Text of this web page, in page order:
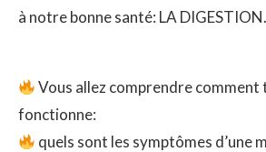
à notre bonne santé: LA DIGESTION.
Vous allez comprendre comment
fonctionne:
quels sont les symptômes d’une